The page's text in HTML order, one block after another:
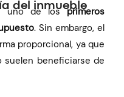
del inmueble
uno de losprimeros
. Sin embargo, el
proporcional, ya que
suelen beneficiarse de